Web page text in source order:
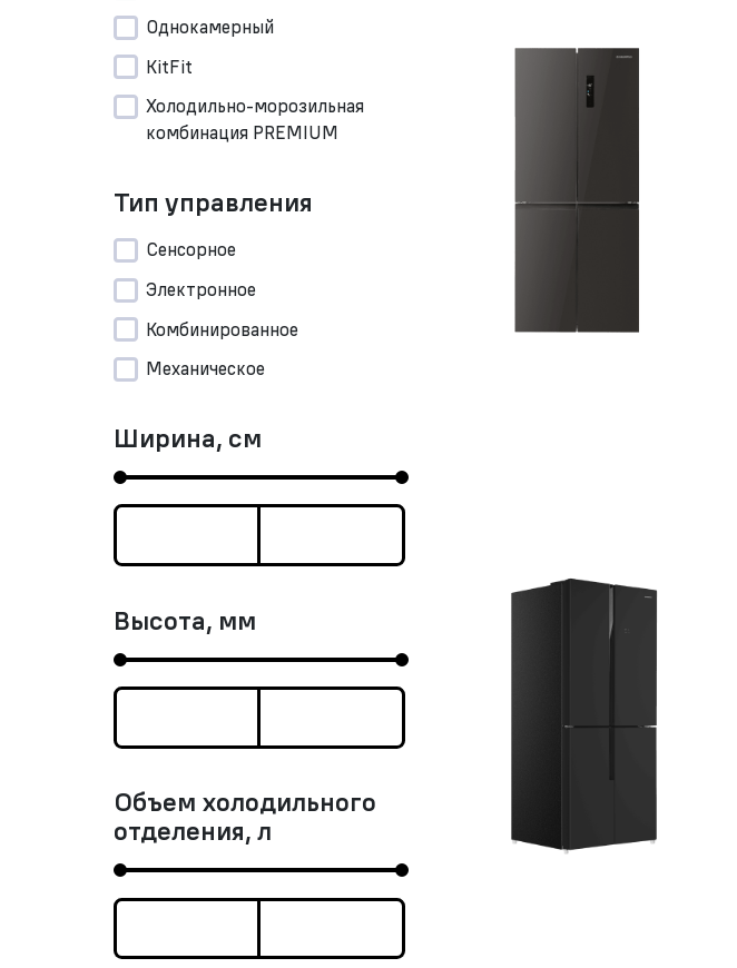
Однокамерный
KitFit
Холодильно-морозильная
комбинация PREMIUM
Тип управления
Сенсорное
Электронное
Комбинированное
Механическое
Ширина, см
Высота, мм
Объем холодильного
отделения, л